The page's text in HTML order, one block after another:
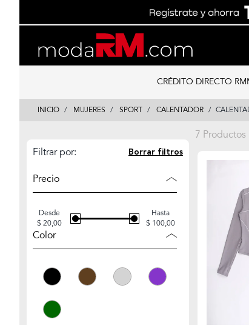
content
navigation
CRÉDITO DIRECTO RM
INICIO MUJERES SPORT CALENTADOR
Filtrar por: Borrar filtros
Precio
Desde
$ 20,00
Hasta
$ 100,00
Color
7 Productos